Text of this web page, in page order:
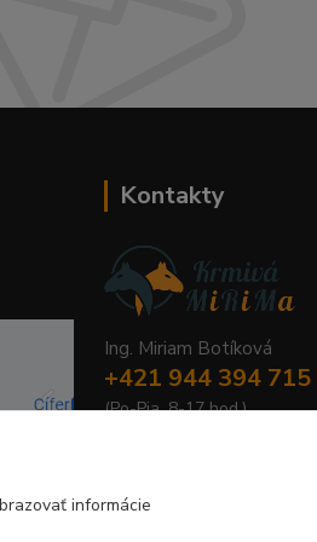
Kontakty
Ing. Miriam Botíková
+421 944 394 715
(Po-Pia, 8-17 hod.)
informácie